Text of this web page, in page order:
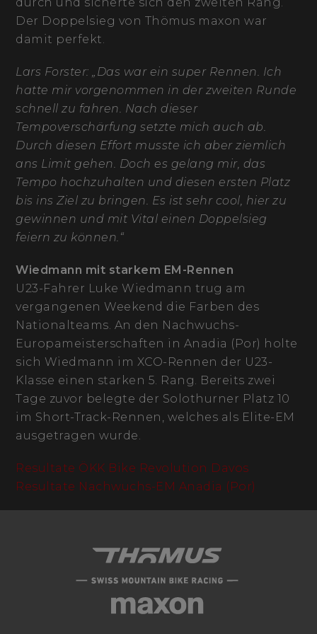
Der Doppelsieg von Thömus maxon war
damit perfekt.
Lars Forster: „Das war ein super Rennen. Ich
hatte mir vorgenommen in der zweiten Runde
schnell zu fahren. Nach dieser
Tempoverschärfung setzte mich auch ab.
Durch diesen Effort musste ich aber ziemlich
ans Limit gehen. Doch es gelang mir, das
Tempo hochzuhalten und diesen ersten Platz
bis ins Ziel zu bringen. Es ist sehr cool, hier zu
gewinnen und mit Vital einen Doppelsieg
feiern zu können.“
Wiedmann mit starkem EM-Rennen
U23-Fahrer Luke Wiedmann trug am
vergangenen Weekend die Farben des
Nationalteams. An den Nachwuchs-
Europameisterschaften in Anadia (Por) holte
sich Wiedmann im XCO-Rennen der U23-
Klasse einen starken 5. Rang. Bereits zwei
Tage zuvor belegte der Solothurner Platz 10
im Short-Track-Rennen, welches als Elite-EM
ausgetragen wurde.
Resultate ÖKK Bike Revolution Davos
Resultate Nachwuchs-EM Anadia (Por)